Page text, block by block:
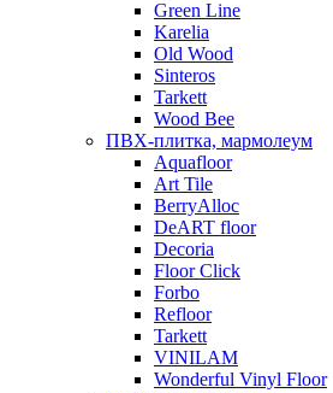
Green Line
Karelia
Old Wood
Sinteros
Tarkett
Wood Bee
ПВХ-плитка, мармолеум
Aquafloor
Art Tile
BerryAlloc
DeART floor
Decoria
Floor Click
Forbo
Refloor
Tarkett
VINILAM
Wonderful Vinyl Floor